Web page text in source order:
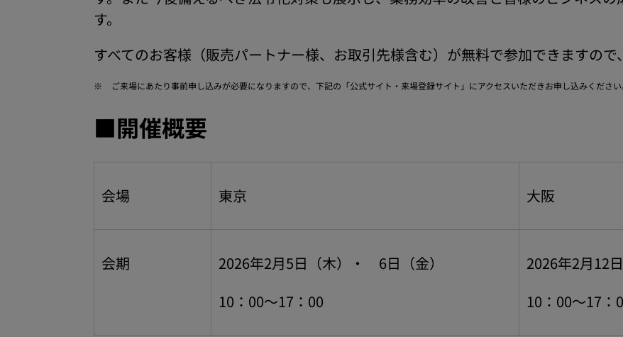
す。
すべてのお客様（販売パートナー様、お取引先様含む）が無料で参加できますので
※ ご来場にあたり事前申し込みが必要になりますので、下記の「公式サイト・来場登録サイト」にアクセスいただきお申し込みください
■開催概要
会場 東京 大阪
会期
2026年2月5日（木）・ 6日（金）
10：00～17：00
2026年2月12
10：00～17：